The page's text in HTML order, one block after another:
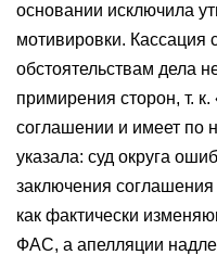
основании исключила
мотивировки. Кассация
обстоятельствам дела
примирения сторон, т.
соглашении и имеет по
указала: суд округа
заключения
как фактически
ФАС, а апелляции